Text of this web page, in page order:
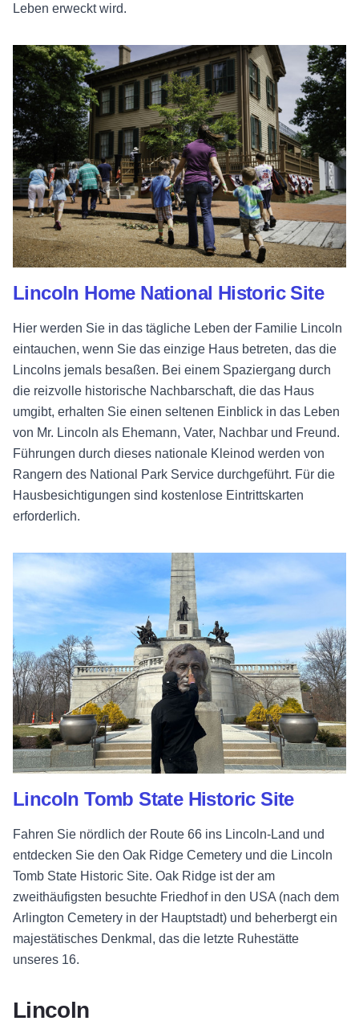
Leben erweckt wird.
Lincoln Home National Historic Site
Hier werden Sie in das tägliche Leben der Familie Lincoln
eintauchen, wenn Sie das einzige Haus betreten, das die
Lincolns jemals besaßen. Bei einem Spaziergang durch
die reizvolle historische Nachbarschaft, die das Haus
umgibt, erhalten Sie einen seltenen Einblick in das Leben
von Mr. Lincoln als Ehemann, Vater, Nachbar und Freund.
Führungen durch dieses nationale Kleinod werden von
Rangern des National Park Service durchgeführt. Für die
Hausbesichtigungen sind kostenlose Eintrittskarten
erforderlich.
Lincoln Tomb State Historic Site
Fahren Sie nördlich der Route 66 ins Lincoln-Land und
entdecken Sie den Oak Ridge Cemetery und die Lincoln
Tomb State Historic Site. Oak Ridge ist der am
zweithäufigsten besuchte Friedhof in den USA (nach dem
Arlington Cemetery in der Hauptstadt) und beherbergt ein
majestätisches Denkmal, das die letzte Ruhestätte
unseres 16.
Lincoln